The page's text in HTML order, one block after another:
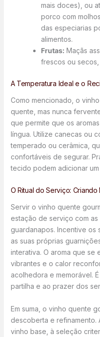
mais doces), ou
porco com
das especiarias
alimentos.
Frutas:Maçãs
frescos ou
A Temperatura Ideal e o
Como mencionado, o
quente, mas nunca
que permite que os
língua. Utilize canecas ou
temperado ou cerâmica,
confortáveis de segurar.
tecido podem adicionar
O Ritual do Serviço: Criando
Servir o vinho quente
estação de serviço com
guardanapos. Incentive os
as suas próprias
interativa. O aroma que se
vibrantes e o calor
acolhedora e memorável.
partilha e ao prazer dos
Em suma, o vinho quente
descoberta e refinamento.
vinho base, à seleção